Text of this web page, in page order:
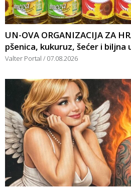
UN-OVA ORGANIZACIJA ZA
pšenica, kukuruz, šećer i biljna
Valter Portal 07.08.2026